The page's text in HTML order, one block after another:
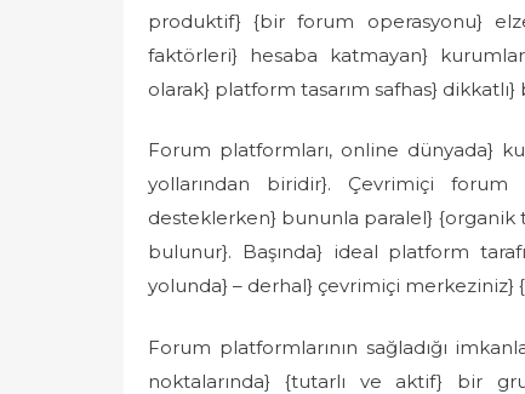
produktif} {bir forum operasyonu}
faktörleri} hesaba katmayan}
olarak} platform tasarım safhas}
Forum platformları, online dünyada}
yollarından biridir}. Çevrimiçi forum
desteklerken} bununla paralel} {organik
bulunur}. Başında} ideal platform
yolunda} – derhal} çevrimiçi
Forum platformlarının sağladığı
noktalarında} {tutarlı ve aktif} bir